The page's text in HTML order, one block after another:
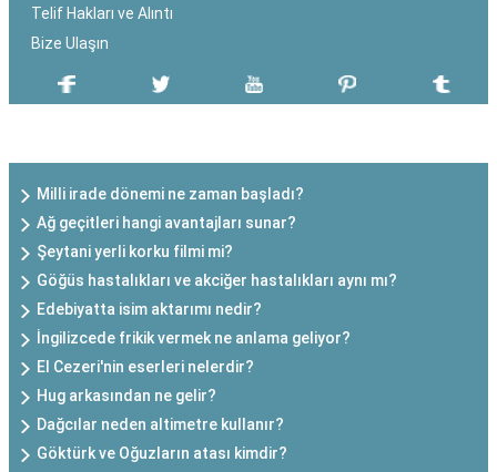
Telif Hakları ve Alıntı
Bize Ulaşın
Milli irade dönemi ne zaman başladı?
Ağ geçitleri hangi avantajları sunar?
Şeytani yerli korku filmi mi?
Göğüs hastalıkları ve akciğer hastalıkları aynı mı?
Edebiyatta isim aktarımı nedir?
İngilizcede frikik vermek ne anlama geliyor?
El Cezeri'nin eserleri nelerdir?
Hug arkasından ne gelir?
Dağcılar neden altimetre kullanır?
Göktürk ve Oğuzların atası kimdir?